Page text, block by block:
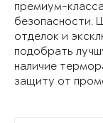
премиум-
безопасности.
отделок и
подобрать
наличие
защиту от